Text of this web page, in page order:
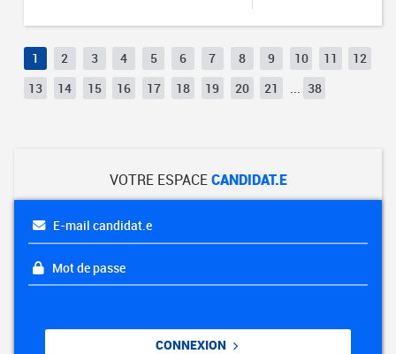
1 2 3 4 5 6 7 8 9 10 11
12
13
14 15 16 17 18 19 20 21 38
VOTRE ESPACECANDIDAT.E
E-mail candidat.e
Mot de passe
CONNEXION